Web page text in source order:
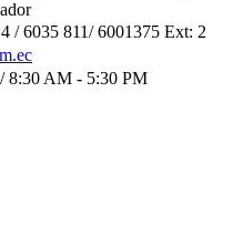
/ 6035 811/ 6001375 Ext: 2
8:30 AM - 5:30 PM